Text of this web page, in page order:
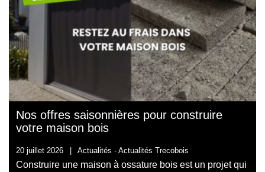
Nos offres saisonnières pour construire
votre maison bois
20 juillet 2026 Actualités - Actualités Trecobois
Construire une maison à ossature bois est un projet qui